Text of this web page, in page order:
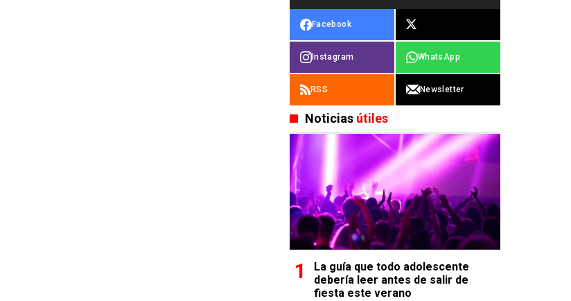
Facebook
Instagram WhatsApp
RSS Newsletter
Noticias útiles
La guía que todo adolescente
debería leer antes de salir de
fiesta este verano